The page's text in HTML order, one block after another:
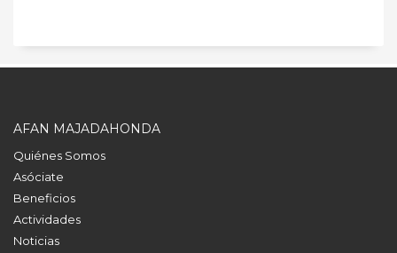
AFAN MAJADAHONDA
Quiénes Somos
Asóciate
Beneficios
Actividades
Noticias